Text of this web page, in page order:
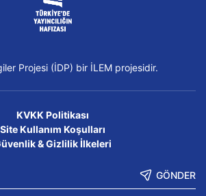
Projesi (İDP) bir İLEM projesidir.
KVKK Politikası
Site Kullanım Koşulları
& Gizlilik İlkeleri
GÖNDER